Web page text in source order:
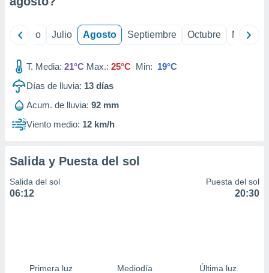
mediante
publicidad
publicidad
1199
Junio Julio Agosto Septiembre Octubre
T. Media: 21°C Max.: 25°C Min: 19°C
Días de lluvia: 13 días
Acum. de lluvia: 92 mm
Viento medio: 12 km/h
Salida y Puesta del sol
Salida del sol
06:12
Puesta del sol
20:30
Primera luz
Mediodía
Última luz